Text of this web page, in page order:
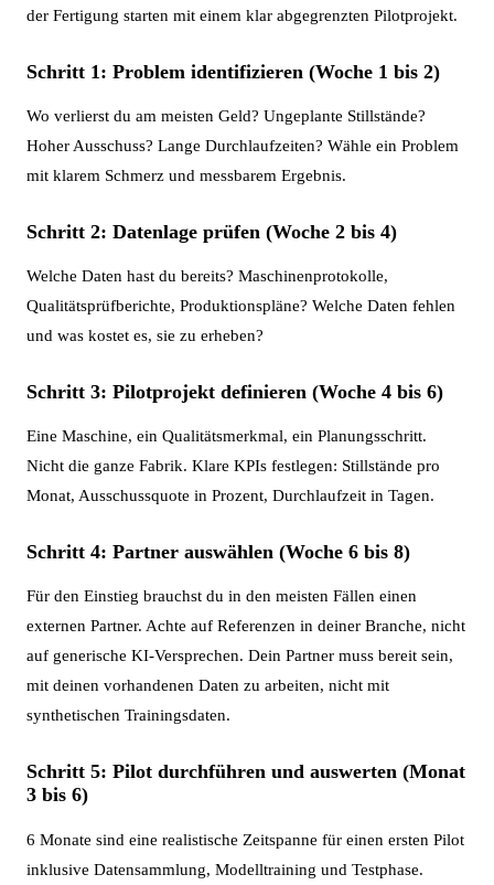
der Fertigung starten mit einem klar abgegrenzten Pilotprojekt.
Schritt 1: Problem identifizieren (Woche 1 bis 2)
Wo verlierst du am meisten Geld? Ungeplante Stillstände?
Hoher Ausschuss? Lange Durchlaufzeiten? Wähle ein Problem
mit klarem Schmerz und messbarem Ergebnis.
Schritt 2: Datenlage prüfen (Woche 2 bis 4)
Welche Daten hast du bereits? Maschinenprotokolle,
Qualitätsprüfberichte, Produktionspläne? Welche Daten fehlen
und was kostet es, sie zu erheben?
Schritt 3: Pilotprojekt definieren (Woche 4 bis 6)
Eine Maschine, ein Qualitätsmerkmal, ein Planungsschritt.
Nicht die ganze Fabrik. Klare KPIs festlegen: Stillstände pro
Monat, Ausschussquote in Prozent, Durchlaufzeit in Tagen.
Schritt 4: Partner auswählen (Woche 6 bis 8)
Für den Einstieg brauchst du in den meisten Fällen einen
externen Partner. Achte auf Referenzen in deiner Branche, nicht
auf generische KI-Versprechen. Dein Partner muss bereit sein,
mit deinen vorhandenen Daten zu arbeiten, nicht mit
synthetischen Trainingsdaten.
Schritt 5: Pilot durchführen und auswerten (Monat
3 bis 6)
6 Monate sind eine realistische Zeitspanne für einen ersten Pilot
inklusive Datensammlung, Modelltraining und Testphase.